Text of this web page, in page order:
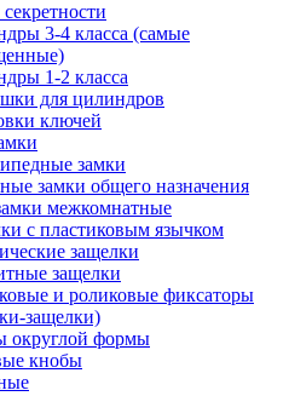
3-4 класса (самые
1-2 класса
для цилиндров
ключей
замки
замки общего назначения
межкомнатные
с пластиковым язычком
защелки
защелки
и роликовые фиксаторы
защелки)
округлой формы
кнобы